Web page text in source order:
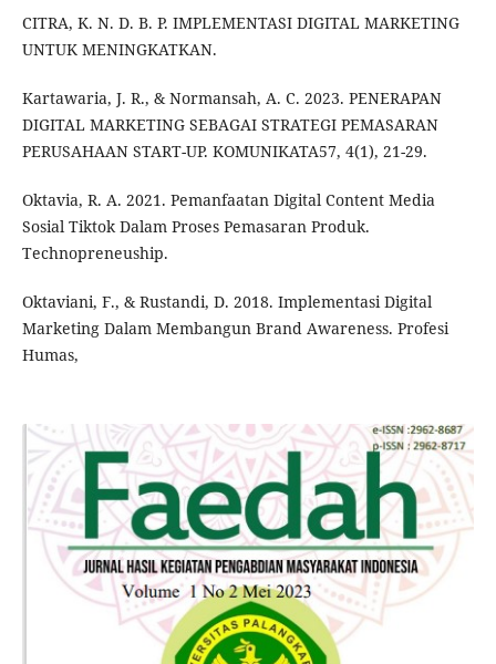
CITRA, K. N. D. B. P. IMPLEMENTASI DIGITAL MARKETING
UNTUK MENINGKATKAN.
Kartawaria, J. R., & Normansah, A. C. 2023. PENERAPAN
DIGITAL MARKETING SEBAGAI STRATEGI PEMASARAN
PERUSAHAAN START-UP. KOMUNIKATA57, 4(1), 21-29.
Oktavia, R. A. 2021. Pemanfaatan Digital Content Media
Sosial Tiktok Dalam Proses Pemasaran Produk.
Technopreneuship.
Oktaviani, F., & Rustandi, D. 2018. Implementasi Digital
Marketing Dalam Membangun Brand Awareness. Profesi
Humas,